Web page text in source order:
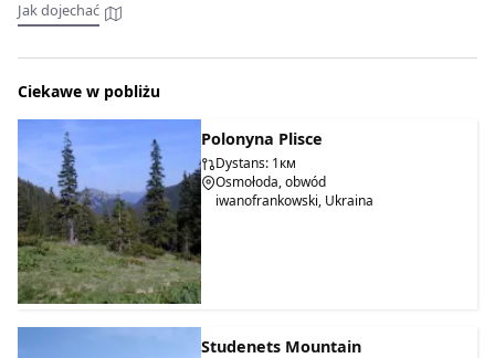
Jak dojechać
Ciekawe w pobliżu
Polonyna Plisce
Dystans: 1км
Osmołoda, obwód
iwanofrankowski, Ukraina
Studenets Mountain